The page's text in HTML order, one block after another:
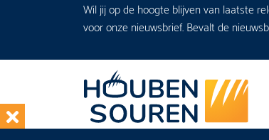
Wil jij op de hoogte blijven van laatste
voor onze nieuwsbrief. Bevalt de